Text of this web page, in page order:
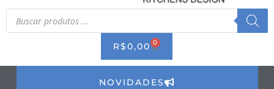
Pesquisar
produtos
R$0,00 0 CART
NOVIDADES